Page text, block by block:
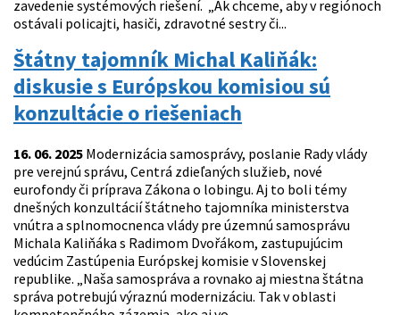
zavedenie systémových riešení. „Ak chceme, aby v regiónoch
ostávali policajti, hasiči, zdravotné sestry či...
Štátny tajomník Michal Kaliňák:
diskusie s Európskou komisiou sú
konzultácie o riešeniach
16. 06. 2025 Modernizácia samosprávy, poslanie Rady vlády
pre verejnú správu, Centrá zdieľaných služieb, nové
eurofondy či príprava Zákona o lobingu. Aj to boli témy
dnešných konzultácií štátneho tajomníka ministerstva
vnútra a splnomocnenca vlády pre územnú samosprávu
Michala Kaliňáka s Radimom Dvořákom, zastupujúcim
vedúcim Zastúpenia Európskej komisie v Slovenskej
republike. „Naša samospráva a rovnako aj miestna štátna
správa potrebujú výraznú modernizáciu. Tak v oblasti